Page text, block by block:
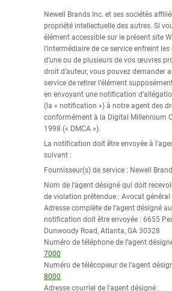
Newell Brands Inc. et ses sociétés
propriété intellectuelle des autres. Si
élément accessible sur le présent site
l’intermédiaire de ce service enfreint
d’une ou de plusieurs de vos œuvres
droit d’auteur, vous pouvez demander
service de retirer l’élément
en envoyant une notification
(la « notification ») à notre agent des
conformément à la Digital Millennium
1998 (« DMCA »).
La notification doit être envoyée à
suivant :
Fournisseur(s) de service : Newell
Nom de l’agent désigné qui doit
de violation prétendue : Avocat général
Adresse complète de l’agent désigné
notification doit être envoyée : 6655
Dunwoody Road, Atlanta, GA 30328
Numéro de téléphone de l’agent
7000
Numéro de télécopieur de l’agent
8000
Adresse courriel de l’agent désigné :